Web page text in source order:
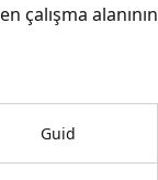
çalışma alanının
Guid